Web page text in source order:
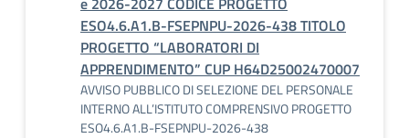
ESO4.6.A1.B-FSEPNPU-2026-438 TITOLO
PROGETTO “LABORATORI DI
APPRENDIMENTO” CUP H64D25002470007
AVVISO PUBBLICO DI SELEZIONE DEL PERSONALE
INTERNO ALL’ISTITUTO COMPRENSIVO PROGETTO
ESO4.6.A1.B-FSEPNPU-2026-438